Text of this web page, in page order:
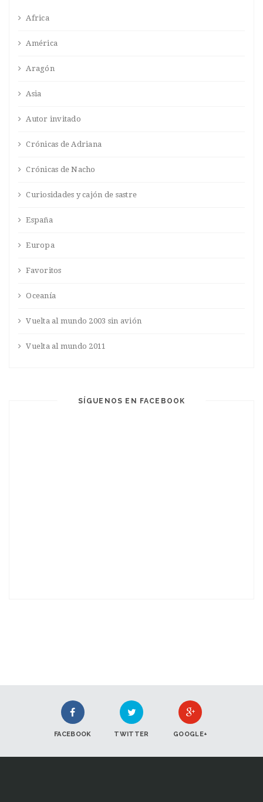
Africa
América
Aragón
Asia
Autor invitado
Crónicas de Adriana
Crónicas de Nacho
Curiosidades y cajón de sastre
España
Europa
Favoritos
Oceanía
Vuelta al mundo 2003 sin avión
Vuelta al mundo 2011
SÍGUENOS EN FACEBOOK
FACEBOOK TWITTER GOOGLE+